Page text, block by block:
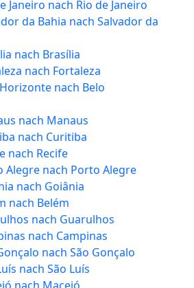
Janeiro nach Rio de Janeiro
da Bahia nach Salvador da
nach Brasília
nach Fortaleza
nach Belo
nach Manaus
nach Curitiba
nach Recife
Alegre nach Porto Alegre
nach Goiânia
nach Belém
nach Guarulhos
nach Campinas
nach São Gonçalo
nach São Luís